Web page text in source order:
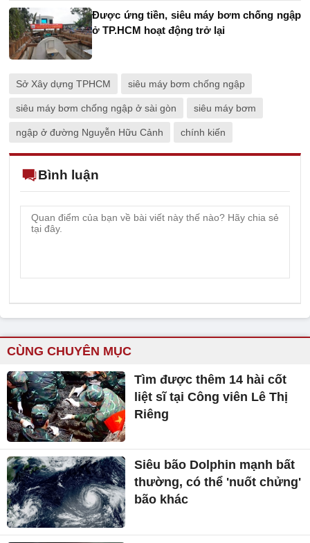
Được ứng tiền, siêu máy bơm chống ngập
ở TP.HCM hoạt động trở lại
Sở Xây dựng TPHCM siêu máy bơm chống ngập
siêu máy bơm chống ngập ở sài gòn siêu máy bơm
ngập ở đường Nguyễn Hữu Cảnh chính kiến
Bình luận
CÙNG CHUYÊN MỤC
Tìm được thêm 14 hài cốt
liệt sĩ tại Công viên Lê Thị
Riêng
Siêu bão Dolphin mạnh bất
thường, có thể 'nuốt chửng'
bão khác